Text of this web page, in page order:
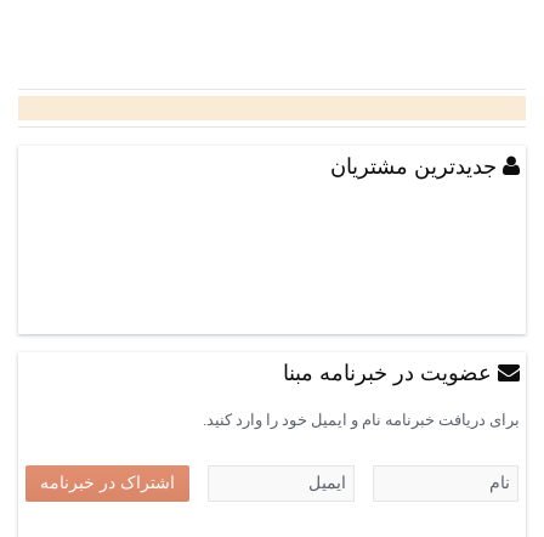
جدیدترین مشتریان
عضویت در خبرنامه مبنا
برای دریافت خبرنامه نام و ایمیل خود را وارد کنید.